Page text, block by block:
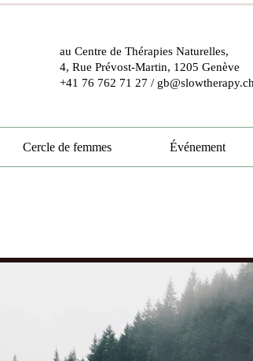
au Centre de Thérapies Naturelles,
4, Rue Prévost-Martin, 1205 Genève
+41 76 762 71 27 / gb@slowtherapy.ch
Cercle de femmes Événement